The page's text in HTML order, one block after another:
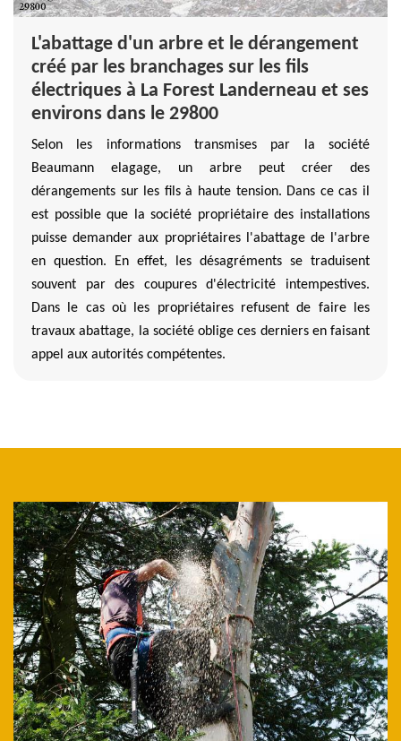
L'abattage d'un arbre et le dérangement
créé par les branchages sur les fils
électriques à La Forest Landerneau et ses
environs dans le 29800
Selon les informations transmises par la société
Beaumann elagage, un arbre peut créer des
dérangements sur les fils à haute tension. Dans ce cas il
est possible que la société propriétaire des installations
puisse demander aux propriétaires l'abattage de l'arbre
en question. En effet, les désagréments se traduisent
souvent par des coupures d'électricité intempestives.
Dans le cas où les propriétaires refusent de faire les
travaux abattage, la société oblige ces derniers en faisant
appel aux autorités compétentes.